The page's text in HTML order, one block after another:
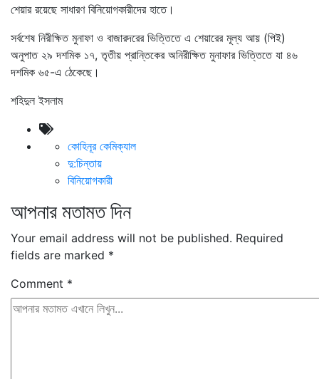
শেয়ার রয়েছে সাধারণ বিনিয়োগকারীদের হাতে।
সর্বশেষ নিরীক্ষিত মুনাফা ও বাজারদরের ভিত্তিতে এ শেয়ারের মূল্য আয় (পিই)
অনুপাত ২৯ দশমিক ১৭, তৃতীয় প্রান্তিকের অনিরীক্ষিত মুনাফার ভিত্তিতে যা ৪৬
দশমিক ৬৫-এ ঠেকেছে।
শহিদুল ইসলাম
কোহিনূর কেমিক্যাল
দু:চিন্তায়
বিনিয়োগকারী
আপনার মতামত দিন
Your email address will not be published. Required
fields are marked *
Comment *